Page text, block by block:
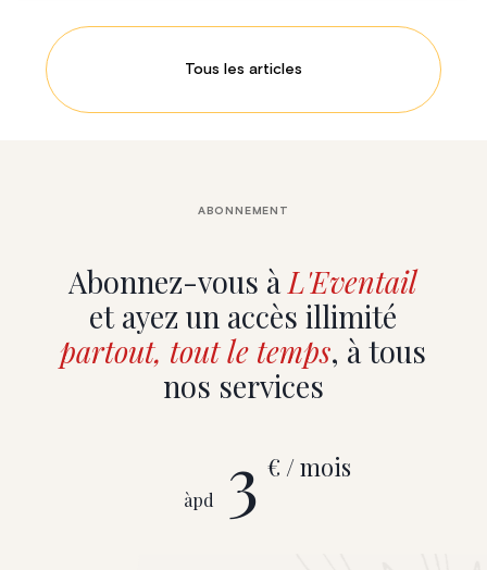
Tous les articles
Abonnez-vous àL'Eventail
et ayez un accès illimité
partout, tout le temps, à tous
nos services
ABONNEMENT
àpd 3 € / mois